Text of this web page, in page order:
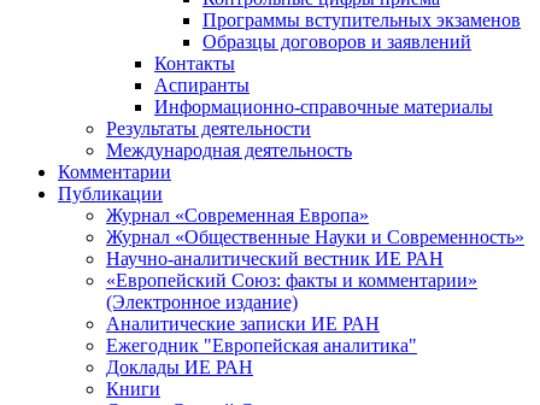
Программы вступительных экзаменов
Образцы договоров и заявлений
Контакты
Аспиранты
Информационно-справочные материалы
Результаты деятельности
Международная деятельность
Комментарии
Публикации
Журнал «Современная Европа»
Журнал «Общественные Науки и Современность»
Научно-аналитический вестник ИЕ РАН
«Европейский Союз: факты и комментарии»
(Электронное издание)
Аналитические записки ИЕ РАН
Ежегодник "Европейская аналитика"
Доклады ИЕ РАН
Книги